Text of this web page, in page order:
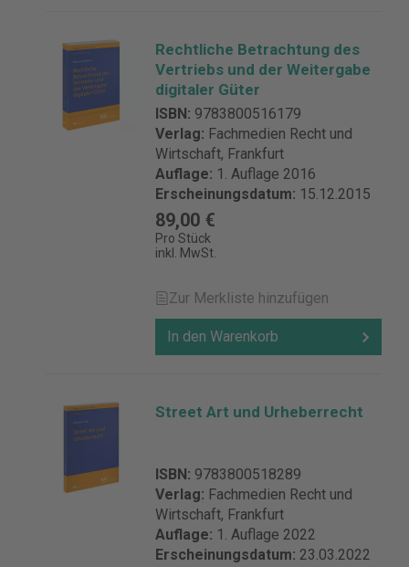
Rechtliche Betrachtung des
Vertriebs und der Weitergabe
digitaler Güter
ISBN: 9783800516179
Verlag: Fachmedien Recht und
Wirtschaft, Frankfurt
Auflage: 1. Auflage 2016
Erscheinungsdatum: 15.12.2015
89,00 €
Pro Stück
inkl. MwSt.
Zur Merkliste hinzufügen
In den Warenkorb
Street Art und Urheberrecht
ISBN: 9783800518289
Verlag: Fachmedien Recht und
Wirtschaft, Frankfurt
Auflage: 1. Auflage 2022
Erscheinungsdatum: 23.03.2022